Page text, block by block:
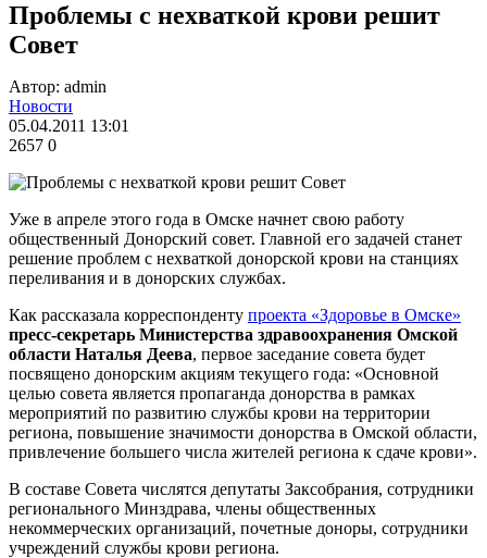
Проблемы с нехваткой крови решит
Совет
Автор: admin
Новости
05.04.2011 13:01
2657 0
Уже в апреле этого года в Омске начнет свою работу
общественный Донорский совет. Главной его задачей станет
решение проблем с нехваткой донорской крови на станциях
переливания и в донорских службах.
Как рассказала корреспонденту проекта «Здоровье в Омске»
пресс-секретарь Министерства здравоохранения Омской
области Наталья Деева, первое заседание совета будет
посвящено донорским акциям текущего года: «Основной
целью совета является пропаганда донорства в рамках
мероприятий по развитию службы крови на территории
региона, повышение значимости донорства в Омской области,
привлечение большего числа жителей региона к сдаче крови».
В составе Совета числятся депутаты Заксобрания, сотрудники
регионального Минздрава, члены общественных
некоммерческих организаций, почетные доноры, сотрудники
учреждений службы крови региона.